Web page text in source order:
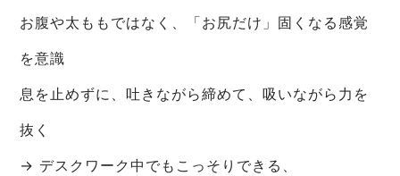
お腹や太ももではなく、「お尻だけ」固くなる感覚
を意識
息を止めずに、吐きながら締めて、吸いながら力を
抜く
→ デスクワーク中でもこっそりできる、